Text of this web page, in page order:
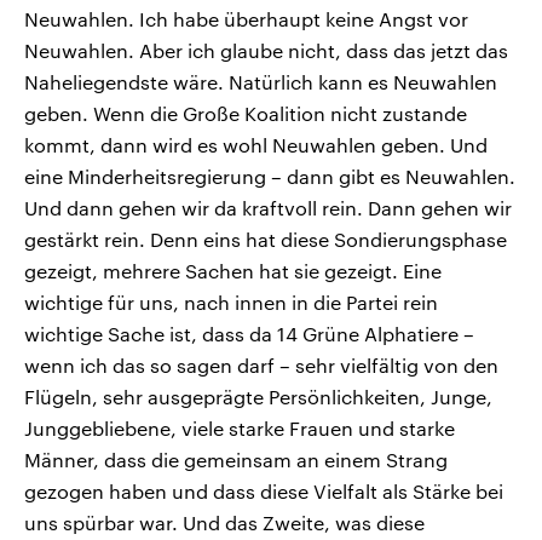
Neuwahlen. Ich habe überhaupt keine Angst vor
Neuwahlen. Aber ich glaube nicht, dass das jetzt das
Naheliegendste wäre. Natürlich kann es Neuwahlen
geben. Wenn die Große Koalition nicht zustande
kommt, dann wird es wohl Neuwahlen geben. Und
eine Minderheitsregierung – dann gibt es Neuwahlen.
Und dann gehen wir da kraftvoll rein. Dann gehen wir
gestärkt rein. Denn eins hat diese Sondierungsphase
gezeigt, mehrere Sachen hat sie gezeigt. Eine
wichtige für uns, nach innen in die Partei rein
wichtige Sache ist, dass da 14 Grüne Alphatiere –
wenn ich das so sagen darf – sehr vielfältig von den
Flügeln, sehr ausgeprägte Persönlichkeiten, Junge,
Junggebliebene, viele starke Frauen und starke
Männer, dass die gemeinsam an einem Strang
gezogen haben und dass diese Vielfalt als Stärke bei
uns spürbar war. Und das Zweite, was diese